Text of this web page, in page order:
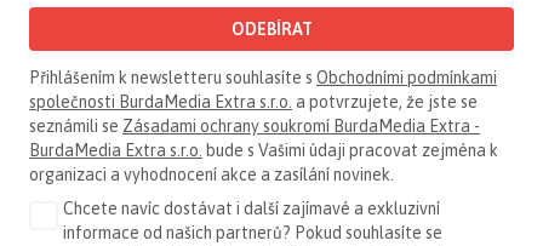
ODEBÍRAT
Přihlášením k newsletteru souhlasíte s Obchodními podmínkami
společnosti BurdaMedia Extra s.r.o. a potvrzujete, že jste se
seznámili se Zásadami ochrany soukromí BurdaMedia Extra -
BurdaMedia Extra s.r.o. bude s Vašimi údaji pracovat zejména k
organizaci a vyhodnocení akce a zasílání novinek.
Chcete navíc dostávat i další zajímavé a exkluzivní
informace od našich partnerů? Pokud souhlasíte se